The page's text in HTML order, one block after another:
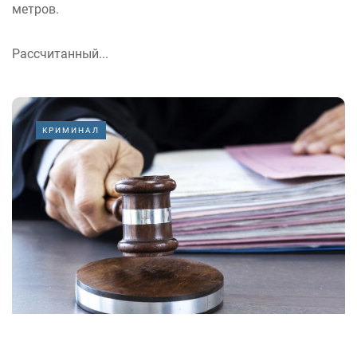
метров.
Рассчитанный...
КРИМИНАЛ